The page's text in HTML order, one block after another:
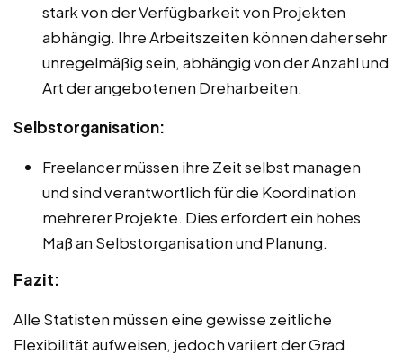
stark von der Verfügbarkeit von Projekten
abhängig. Ihre Arbeitszeiten können daher sehr
unregelmäßig sein, abhängig von der Anzahl und
Art der angebotenen Dreharbeiten.
Selbstorganisation:
Freelancer müssen ihre Zeit selbst managen
und sind verantwortlich für die Koordination
mehrerer Projekte. Dies erfordert ein hohes
Maß an Selbstorganisation und Planung.
Fazit:
Alle Statisten müssen eine gewisse zeitliche
Flexibilität aufweisen, jedoch variiert der Grad